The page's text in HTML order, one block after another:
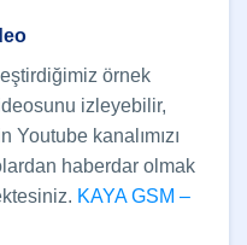
örnek
izleyebilir,
Youtube kanalımızı
haberdar olmak
KAYA GSM –